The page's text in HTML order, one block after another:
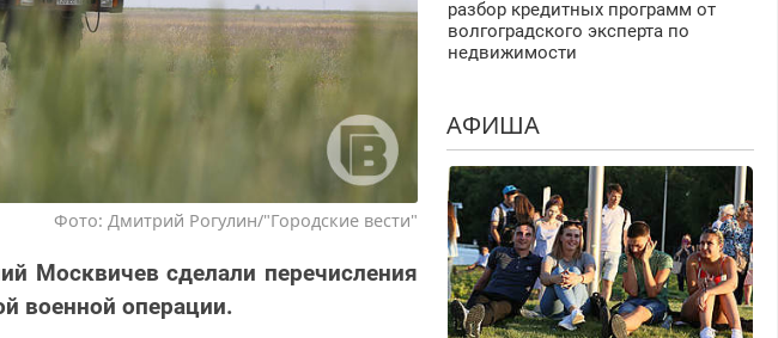
Фото: Дмитрий Рогулин/"Городские вести"
Москвичев сделали перечисления
военной операции.
разбор кредитных программ от
волгоградского эксперта по
недвижимости
АФИША